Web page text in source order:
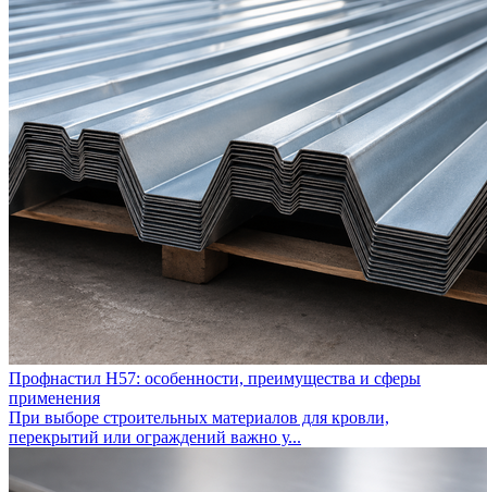
Профнастил Н57: особенности, преимущества и сферы
применения
При выборе строительных материалов для кровли,
перекрытий или ограждений важно у...